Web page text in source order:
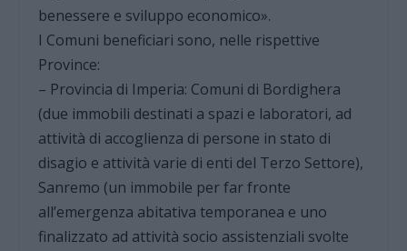
benessere e sviluppo economico».
I Comuni beneficiari sono, nelle rispettive
Province:
– Provincia di Imperia: Comuni di Bordighera
(due immobili destinati a spazi e laboratori, ad
attività di accoglienza di persone in stato di
disagio e attività varie di enti del Terzo Settore),
Sanremo (un immobile per far fronte
all’emergenza abitativa temporanea e uno
finalizzato ad attività socio assistenziali svolte